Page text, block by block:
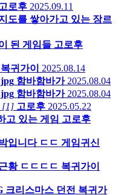
로후 2025.09.11
도를 쌓아가고 있는 장르
된 게임들 고로후
복귀가이
2025.08.14
함바함바가 2025.08.04
함바함바가 2025.08.04
[1] 고로후 2025.05.22
고 있는 게임 고로후
입니다 ㄷㄷ 게임귀신
황 ㄷㄷㄷㄷ 복귀가이
크리스마스 던전 복귀가